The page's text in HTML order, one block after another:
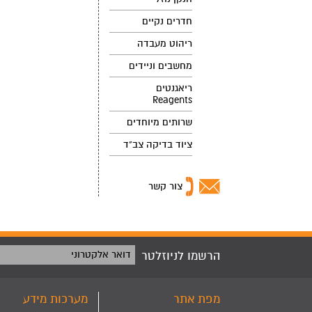
חדרים נקיים
ריהוט מעבדה
מחשבים וניידים
ריאגנטים
Reagents
שרותים מיוחדים
ציוד בדיקה צב"ד
צור קשר
הרשמו לניוזלטר דואר אלקטרוני
מפת אתר מערכות מידע